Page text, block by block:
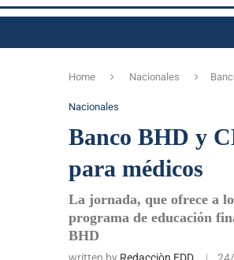
Home Nacionales
Nacionales
Banco BHD y
para médicos
La jornada, que ofrece a
programa de educación
BHD